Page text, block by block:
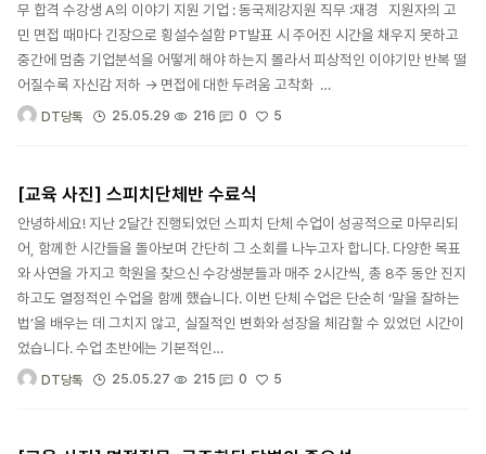
무 합격 수강생 A의 이야기 지원 기업 : 동국제강지원 직무 :재경 지원자의 고
민 면접 때마다 긴장으로 횡설수설함 PT발표 시 주어진 시간을 채우지 못하고
중간에 멈춤 기업분석을 어떻게 해야 하는지 몰라서 피상적인 이야기만 반복 떨
어질수록 자신감 저하 → 면접에 대한 두려움 고착화 …
DT당톡 25.05.29 216 0 5
[교육 사진] 스피치단체반 수료식
안녕하세요! 지난 2달간 진행되었던 스피치 단체 수업이 성공적으로 마무리되
어, 함께한 시간들을 돌아보며 간단히 그 소회를 나누고자 합니다. 다양한 목표
와 사연을 가지고 학원을 찾으신 수강생분들과 매주 2시간씩, 총 8주 동안 진지
하고도 열정적인 수업을 함께 했습니다. 이번 단체 수업은 단순히 ‘말을 잘하는
법’을 배우는 데 그치지 않고, 실질적인 변화와 성장을 체감할 수 있었던 시간이
었습니다. 수업 초반에는 기본적인…
DT당톡 25.05.27 215 0 5